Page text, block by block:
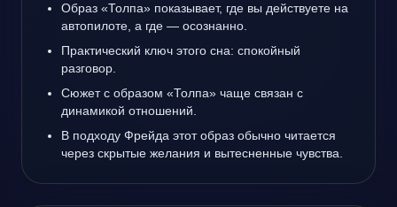
Образ «Толпа» показывает, где вы действуете на
автопилоте, а где — осознанно.
Практический ключ этого сна: спокойный
разговор.
Сюжет с образом «Толпа» чаще связан с
динамикой отношений.
В подходу Фрейда этот образ обычно читается
через скрытые желания и вытесненные чувства.